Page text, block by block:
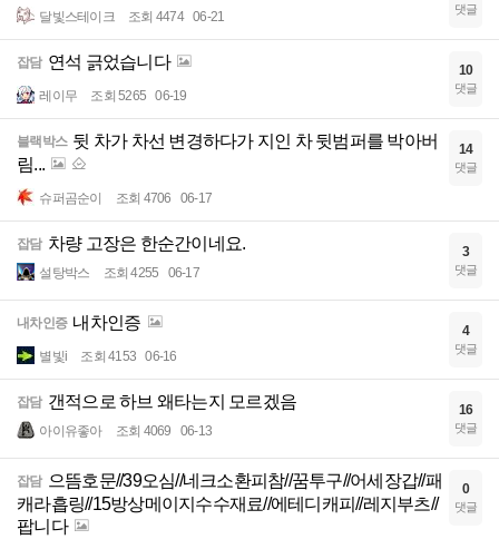
달빛스테이크 조회 4474 06-21 댓글
잡담 연석 긁었습니다
레이무 조회 5265 06-19
10
댓글
블랙박스 뒷 차가 차선 변경하다가 지인 차 뒷범퍼를 박아버
림...
슈퍼곰순이 조회 4706 06-17
14
댓글
잡담 차량 고장은 한순간이네요.
설탕박스 조회 4255 06-17
3
댓글
내차인증 내차인증
별빛i 조회 4153 06-16
4
댓글
잡담 갠적으로 하브 왜타는지 모르겠음
아이유좋아 조회 4069 06-13
16
댓글
잡담 으뜸호문//39오심//네크소환피참//꿈투구//어세장갑//패
캐라흡링//15방상메이지수수재료//에테디캐피//레지부츠//
팝니다
0
댓글